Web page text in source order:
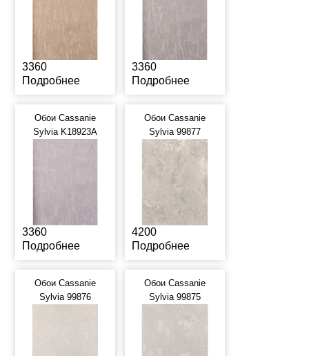
3360
Подробнее
3360
Подробнее
Обои Cassanie
Sylvia K18923A
3360
Подробнее
Обои Cassanie
Sylvia 99877
4200
Подробнее
Обои Cassanie
Sylvia 99876
Обои Cassanie
Sylvia 99875